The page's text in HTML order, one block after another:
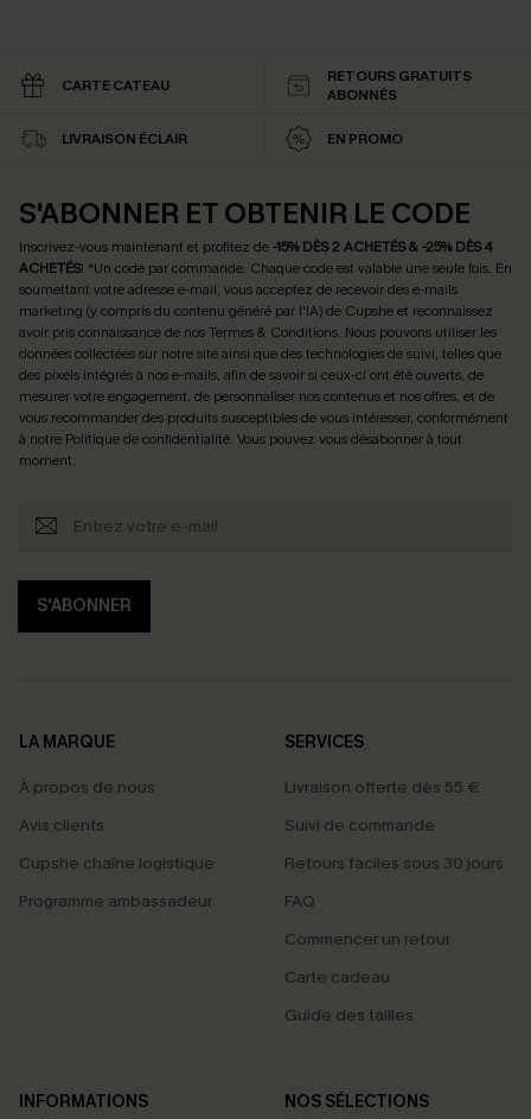
CARTE CATEAU
RETOURS GRATUITS
ABONNÉS
LIVRAISON ÉCLAIR EN PROMO
S'ABONNER ET OBTENIR LE CODE
Inscrivez-vous maintenant et profitez de -15% DÈS 2 ACHETÉS & -25% DÈS 4
ACHETÉS! *Un code par commande. Chaque code est valable une seule fois. En
soumettant votre adresse e-mail, vous acceptez de recevoir des e-mails
marketing (y compris du contenu généré par l'IA) de Cupshe et reconnaissez
avoir pris connaissance de nosTermes & Conditions. Nous pouvons utiliser les
données collectées sur notre site ainsi que des technologies de suivi, telles que
des pixels intégrés à nos e-mails, afin de savoir si ceux-ci ont été ouverts, de
mesurer votre engagement, de personnaliser nos contenus et nos offres, et de
vous recommander des produits susceptibles de vous intéresser, conformément
à notre Politique de confidentialité. Vous pouvez vous désabonner à tout
moment.
S'ABONNER
LA MARQUE
À propos de nous
Avis clients
Cupshe chaîne logistique
Programme ambassadeur
SERVICES
Livraison offerte dès 55 €
Suivi de commande
Retours faciles sous 30 jours
FAQ
Commencer un retour
Carte cadeau
Guide des tailles
INFORMATIONS
NOS SÉLECTIONS